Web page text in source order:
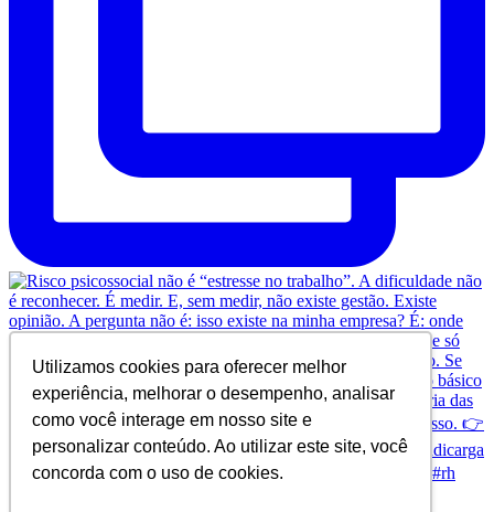
Utilizamos cookies para oferecer melhor
experiência, melhorar o desempenho, analisar
como você interage em nosso site e
personalizar conteúdo. Ao utilizar este site, você
concorda com o uso de cookies.